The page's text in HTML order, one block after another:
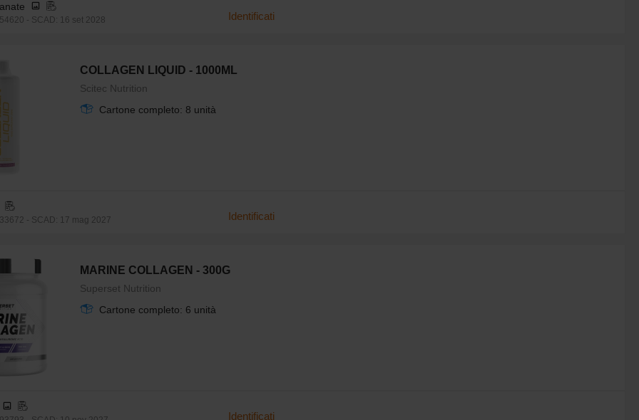
- SCAD: 16 set 2028 Identificati
COLLAGEN LIQUID - 1000ML
Scitec Nutrition
Cartone completo: 8 unità
- SCAD: 17 mag 2027 Identificati
MARINE COLLAGEN - 300G
Superset Nutrition
Cartone completo: 6 unità
Identificati